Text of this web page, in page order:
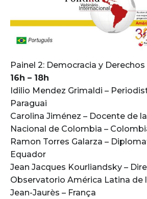
Painel 2: Democracia y
16h – 18h
Idilio Mendez Grimaldi –
Paraguai
Carolina Jiménez – Docente de
Nacional de Colombia –
Ramon Torres Galarza –
Equador
Jean Jacques Kourliandsky –
Observatorio América Latina de
Jean-Jaurès – França